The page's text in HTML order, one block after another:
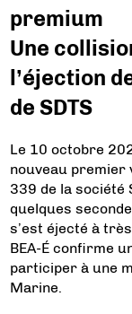
premium
Une
l’éjection
de SDTS
Le 10 octobre
nouveau premier
339 de la société
quelques
s’est éjecté à
BEA-É confirme
participer à une
Marine.